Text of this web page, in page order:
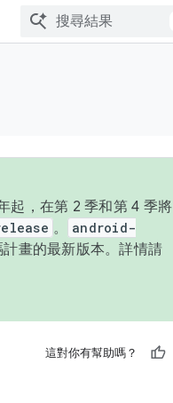
起，在第 2 季和第 4 季將
。
android-
畫的最新版本。詳情請
這對你有幫助嗎？